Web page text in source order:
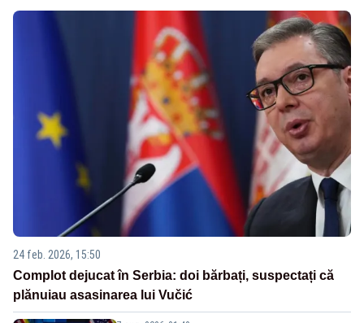
24 feb. 2026, 15:50
Complot dejucat în Serbia: doi bărbați, suspectați că
plănuiau asasinarea lui Vučić